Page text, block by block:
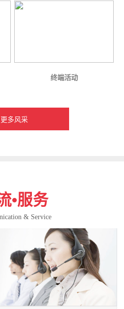
终端活动
更多风采
•服务
& Service